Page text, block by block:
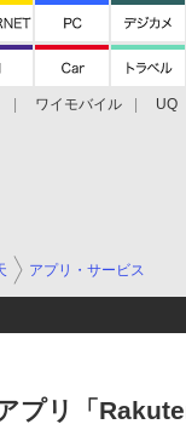
ワイモバイル UQ
アプリ・サービス
プリ「